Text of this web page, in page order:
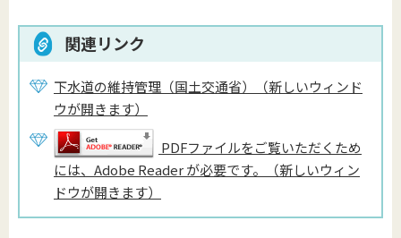
関連リンク
下水道の維持管理（国土交通省）（新しいウィンド
ウが開きます）
PDFファイルをご覧いただくため
には、Adobe Reader が必要です。（新しいウィン
ドウが開きます）